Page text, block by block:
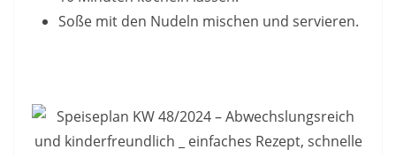
Soße mit den Nudeln mischen und servieren.